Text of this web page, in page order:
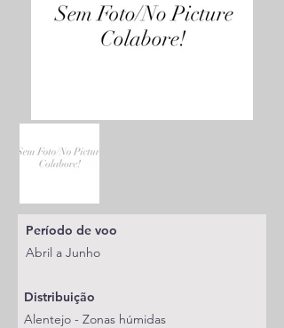
Período de voo
Abril a Junho
Distribuição
Alentejo - Zonas húmidas